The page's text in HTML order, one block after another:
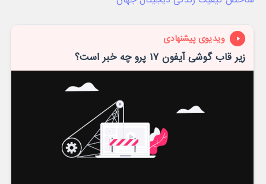
ویدیوی پیشنهادی
زیر قاب گوشی آیفون ۱۷ پرو چه خبر است؟